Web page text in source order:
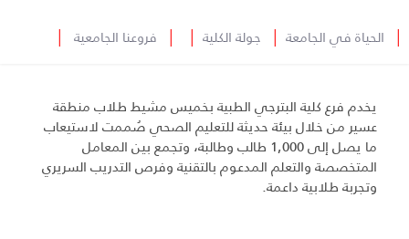
│ الحياة في الجامعة │ جولة الكلية │
│ فروعنا الجامعية │
يخدم فرع كلية البترجي الطبية بخميس مشيط طلاب منطقة
عسير من خلال بيئة حديثة للتعليم الصحي صُممت لاستيعاب
ما يصل إلى 1,000 طالب وطالبة، وتجمع بين المعامل
المتخصصة والتعلم المدعوم بالتقنية وفرص التدريب السريري
وتجربة طلابية داعمة.